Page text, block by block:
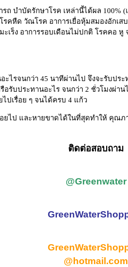
บำบัดรักษาโรค เหล่านี้ได้ผล
หืด วัณโรค อาการเยื่อหุ้มสมองอักเ
เร็ง อาการรอบเดือนไม่ปกติ โรคคอ หู
ไรจนกว่า 45 นาทีผ่านไป จึงจะรับปร
อรับประทานอะไร จนกว่า 2 ชั่วโมงผ่าน
ปเรื่อย ๆ จนได้ครบ 4 แก้ว
ไป และหายขาดได้ในที่สุดทำให้ คุณ
ติดต่อสอบถาม
@Greenwater
@hotmail.com